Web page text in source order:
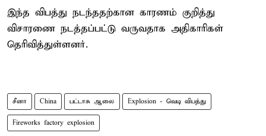
இந்த விபத்து நடந்ததற்கான காரணம் குறித்து
விசாரணை நடத்தப்பட்டு வருவதாக அதிகாரிகள்
தெரிவித்துள்ளனர்.
சீனா China பட்டாசு ஆலை Explosion - வெடி விபத்து
Fireworks factory explosion